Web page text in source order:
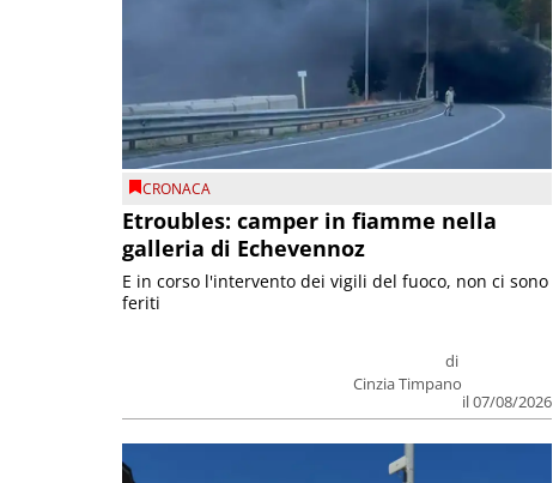
CRONACA
Etroubles: camper in fiamme nella
galleria di Echevennoz
di
Cinzia Timpano
il 07/08/2026
E in corso l'intervento dei vigili del fuoco, non ci sono
feriti